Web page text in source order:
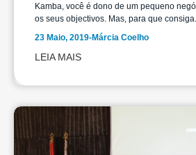
Kamba, você é dono de um pequeno
os seus objectivos. Mas, para que
23 Maio, 2019-Márcia Coelho
LEIA MAIS